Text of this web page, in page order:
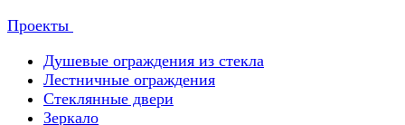
Проекты
Душевые ограждения из стекла
Лестничные ограждения
Стеклянные двери
Зеркало